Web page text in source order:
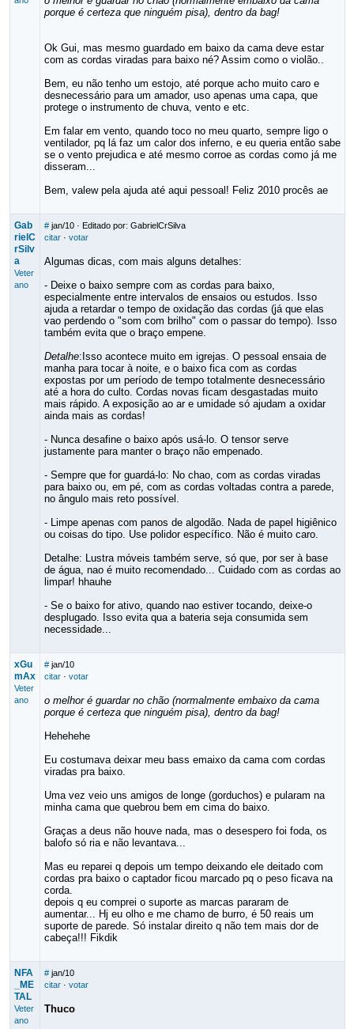
porque é certeza que ninguém pisa), dentro da bag!
Ok Gui, mas mesmo guardado em baixo da cama deve estar
com as cordas viradas para baixo né? Assim como o violão..
Bem, eu não tenho um estojo, até porque acho muito caro e
desnecessário para um amador, uso apenas uma capa, que
protege o instrumento de chuva, vento e etc.
Em falar em vento, quando toco no meu quarto, sempre ligo o
ventilador, pq lá faz um calor dos inferno, e eu queria então sabe
se o vento prejudica e até mesmo corroe as cordas como já me
disseram...
Bem, valew pela ajuda até aqui pessoal! Feliz 2010 procês ae
Gab
rielC
rSilv
a
Veter
ano
# jan/10· Editado por: GabrielCrSilva
citar· votar
Algumas dicas, com mais alguns detalhes:
- Deixe o baixo sempre com as cordas para baixo,
especialmente entre intervalos de ensaios ou estudos. Isso
ajuda a retardar o tempo de oxidação das cordas (já que elas
vao perdendo o "som com brilho" com o passar do tempo). Isso
também evita que o braço empene.
Detalhe:Isso acontece muito em igrejas. O pessoal ensaia de
manha para tocar à noite, e o baixo fica com as cordas
expostas por um período de tempo totalmente desnecessário
até a hora do culto. Cordas novas ficam desgastadas muito
mais rápido. A exposição ao ar e umidade só ajudam a oxidar
ainda mais as cordas!
- Nunca desafine o baixo após usá-lo. O tensor serve
justamente para manter o braço não empenado.
- Sempre que for guardá-lo: No chao, com as cordas viradas
para baixo ou, em pé, com as cordas voltadas contra a parede,
no ângulo mais reto possível.
- Limpe apenas com panos de algodão. Nada de papel higiênico
ou coisas do tipo. Use polidor específico. Não é muito caro.
Detalhe: Lustra móveis também serve, só que, por ser à base
de água, nao é muito recomendado... Cuidado com as cordas ao
limpar! hhauhe
- Se o baixo for ativo, quando nao estiver tocando, deixe-o
desplugado. Isso evita qua a bateria seja consumida sem
necessidade...
xGu
mAx
Veter
ano
# jan/10
citar· votar
o melhor é guardar no chão (normalmente embaixo da cama
porque é certeza que ninguém pisa), dentro da bag!
Hehehehe
Eu costumava deixar meu bass emaixo da cama com cordas
viradas pra baixo.
Uma vez veio uns amigos de longe (gorduchos) e pularam na
minha cama que quebrou bem em cima do baixo.
Graças a deus não houve nada, mas o desespero foi foda, os
balofo só ria e não levantava...
Mas eu reparei q depois um tempo deixando ele deitado com
cordas pra baixo o captador ficou marcado pq o peso ficava na
corda.
depois q eu comprei o suporte as marcas pararam de
aumentar... Hj eu olho e me chamo de burro, é 50 reais um
suporte de parede. Só instalar direito q não tem mais dor de
cabeça!!! Fikdik
NFA
_ME
TAL
Veter
ano
# jan/10
citar· votar
Thuco